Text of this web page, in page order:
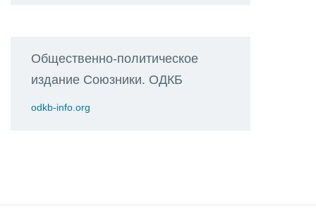
Общественно-политическое
издание Союзники. ОДКБ
odkb-info.org